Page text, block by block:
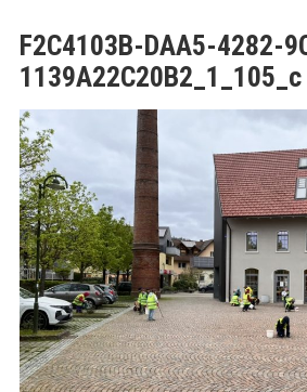
F2C4103B-DAA5-4282-
1139A22C20B2_1_105_c